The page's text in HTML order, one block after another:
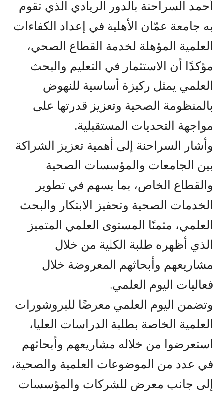
أحمد السراحنة بالدور الريادي الذي تقوم
به جامعة عمّان الأهلية في إعداد الكفاءات
العلمية المؤهلة لخدمة القطاع الصحي،
مؤكدًا أن الاستثمار في التعليم والبحث
العلمي يمثل ركيزة أساسية للنهوض
بالمنظومة الصحية وتعزيز قدرتها على
مواجهة التحديات المستقبلية.
وأشار السراحنة إلى أهمية تعزيز الشراكة
بين الجامعات والمؤسسات الصحية
والقطاع الخاص، بما يسهم في تطوير
الخدمات الصحية وتحفيز الابتكار والبحث
العلمي، مثمنًا المستوى العلمي المتميز
الذي أظهره طلبة الكلية من خلال
مشاريعهم وأبحاثهم المعروضة خلال
فعاليات اليوم العلمي.
وتضمن اليوم العلمي معرضًا للبروشورات
العلمية الخاصة بطلبة الدراسات العليا،
استعرضوا من خلاله مشاريعهم وأبحاثهم
في عدد من الموضوعات العلمية والصحية،
إلى جانب معرض للشركات والمؤسسات